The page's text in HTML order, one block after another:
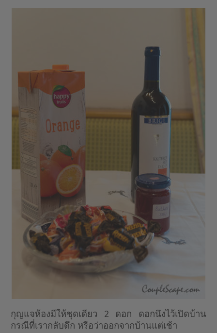
กุญแจห้องมีให้ชุดเดียว 2 ดอก ดอกนึงไว้เปิดบ้าน
กรณีที่เรากลับดึก หรือว่าออกจากบ้านแต่เช้า